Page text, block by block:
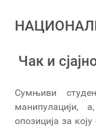
Чак и
Сумњиви
манипулацији,
опозиција за